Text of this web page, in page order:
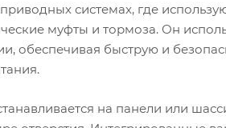
системах, где
муфты и тормоза. Он
обеспечивая быструю и
на панели или